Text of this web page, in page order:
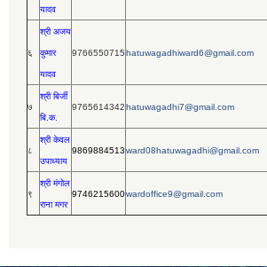
यादव
६
श्री अजय
कुमार
यादव
9766550715hatuwagadhiward6@gmail.com
७
श्री बिर्जी
बि.क.
9765614342hatuwagadhi7@gmail.com
८
श्री केवल
उपाध्याय
9869884513ward08hatuwagadhi@gmail.com
९
श्री मंगोल
राना मगर
9746215600wardoffice9@gmail.com